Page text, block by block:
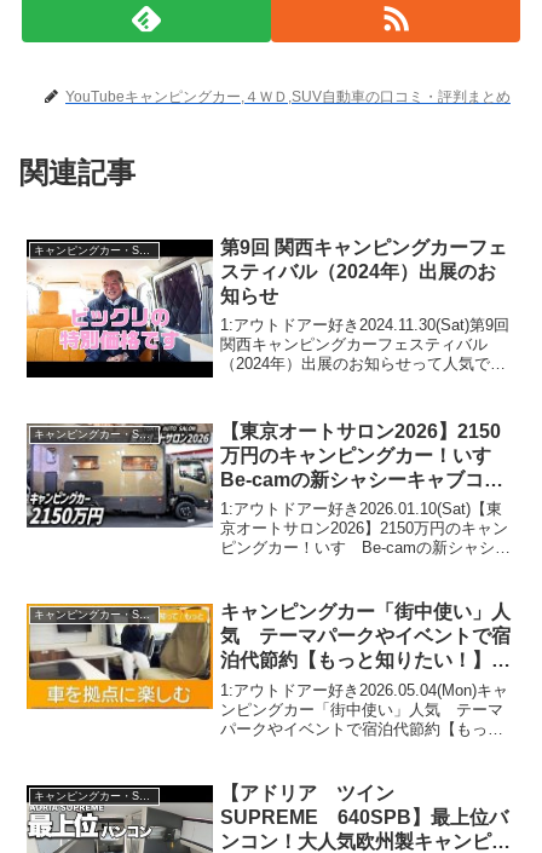
YouTubeキャンピングカー,４ＷＤ,SUV自動車の口コミ・評判まとめ
関連記事
第9回 関西キャンピングカーフェ
スティバル（2024年）出展のお
知らせ
1:アウトドアー好き2024.11.30(Sat)第9回
関西キャンピングカーフェスティバル
（2024年）出展のお知らせって人気で話
目です！3:アウト...
キャンピングカー・SUV人気車種
【東京オートサロン2026】2150
万円のキャンピングカー！いすゞ
Be-camの新シャシーキャブコン
GeoRoam！
1:アウトドアー好き2026.01.10(Sat)【東
京オートサロン2026】2150万円のキャン
ピングカー！いすゞBe-camの新シャシー
ー好き2026.01...
キャンピングカー・SUV人気車種
キャンピングカー「街中使い」人
気 テーマパークやイベントで宿
泊代節約【もっと知りたい！】
【グッド！モーニング】(2026年5
月4日)
1:アウトドアー好き2026.05.04(Mon)キャ
ンピングカー「街中使い」人気 テーマ
パークやイベントで宿泊代節約【もっと
ぞ、見逃さないで！！2:アウトドアー
好...
【アドリア ツイン
SUPREME 640SPB】最上位バ
ンコン！大人気欧州製キャンピン